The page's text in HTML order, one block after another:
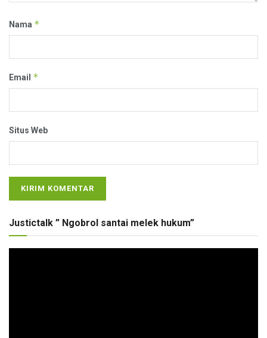
Nama *
Email *
Situs Web
Justictalk ” Ngobrol santai melek hukum”